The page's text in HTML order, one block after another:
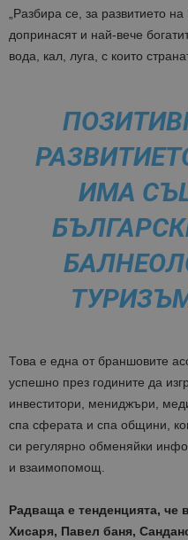
„Разбира се, за развитието
допринасят и най-вече
вода, кал, луга, с които
ИМА
Това е една от браншовите
успешно през годините да
инвеститори, мениджъри,
спа сферата и спа общини,
си регулярно обменяйки
и взаимопомощ.
Радваща е тенденцията, че
Хисаря, Павел баня,